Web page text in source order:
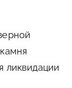
ликвидации